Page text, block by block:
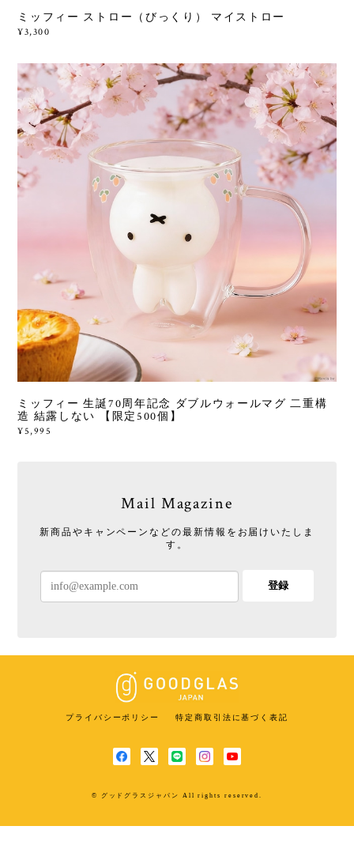
ミッフィー ストロー（びっくり） マイストロー
¥3,300
ミッフィー 生誕70周年記念 ダブルウォールマグ 二重構
造 結露しない 【限定500個】
¥5,995
Mail Magazine
新商品やキャンペーンなどの最新情報をお届けいたしま
す。
登録
プライバシーポリシー 特定商取引法に基づく表記
© グッドグラスジャパン All rights reserved.